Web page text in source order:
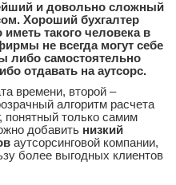
и довольно сложный
Хороший бухгалтер
такого человека в
не всегда могут себе
либо самостоятельно
отдавать на аутсорс.
времени, второй –
алгоритм расчета
понятный только самим
добавить низкий
аутсорсинговой компании,
более выгодных клиентов